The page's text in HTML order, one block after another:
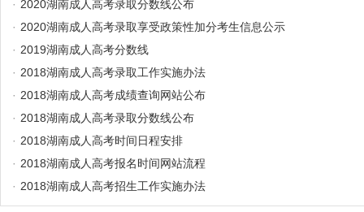
· 2020湖南成人高考录取分数线公布
· 2020湖南成人高考录取享受政策性加分考生信息公示
· 2019湖南成人高考分数线
· 2018湖南成人高考录取工作实施办法
· 2018湖南成人高考成绩查询网站公布
· 2018湖南成人高考录取分数线公布
· 2018湖南成人高考时间日程安排
· 2018湖南成人高考报名时间网站流程
· 2018湖南成人高考招生工作实施办法